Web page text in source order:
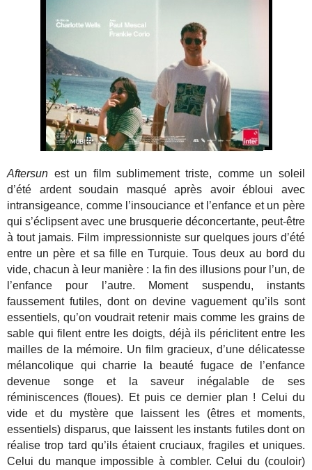
Aftersun est un film sublimement triste, comme un soleil
d’été ardent soudain masqué après avoir ébloui avec
intransigeance, comme l’insouciance et l’enfance et un père
qui s’éclipsent avec une brusquerie déconcertante, peut-être
à tout jamais. Film impressionniste sur quelques jours d’été
entre un père et sa fille en Turquie. Tous deux au bord du
vide, chacun à leur manière : la fin des illusions pour l’un, de
l’enfance pour l’autre. Moment suspendu, instants
faussement futiles, dont on devine vaguement qu’ils sont
essentiels, qu’on voudrait retenir mais comme les grains de
sable qui filent entre les doigts, déjà ils périclitent entre les
mailles de la mémoire. Un film gracieux, d’une délicatesse
mélancolique qui charrie la beauté fugace de l’enfance
devenue songe et la saveur inégalable de ses
réminiscences (floues). Et puis ce dernier plan ! Celui du
vide et du mystère que laissent les (êtres et moments,
essentiels) disparus, que laissent les instants futiles dont on
réalise trop tard qu’ils étaient cruciaux, fragiles et uniques.
Celui du manque impossible à combler. Celui du (couloir)